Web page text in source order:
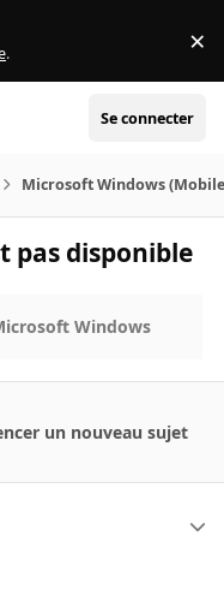
. ×
Se connecter
Microsoft Windows
pas disponible
Windows
un nouveau sujet